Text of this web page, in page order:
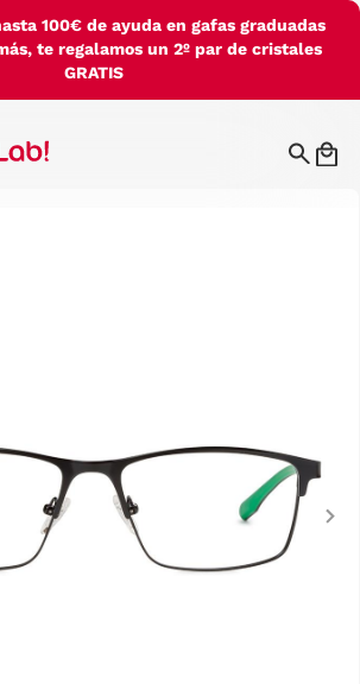
100€ de ayuda en gafas graduadas
te regalamos un 2º par de cristales
GRATIS